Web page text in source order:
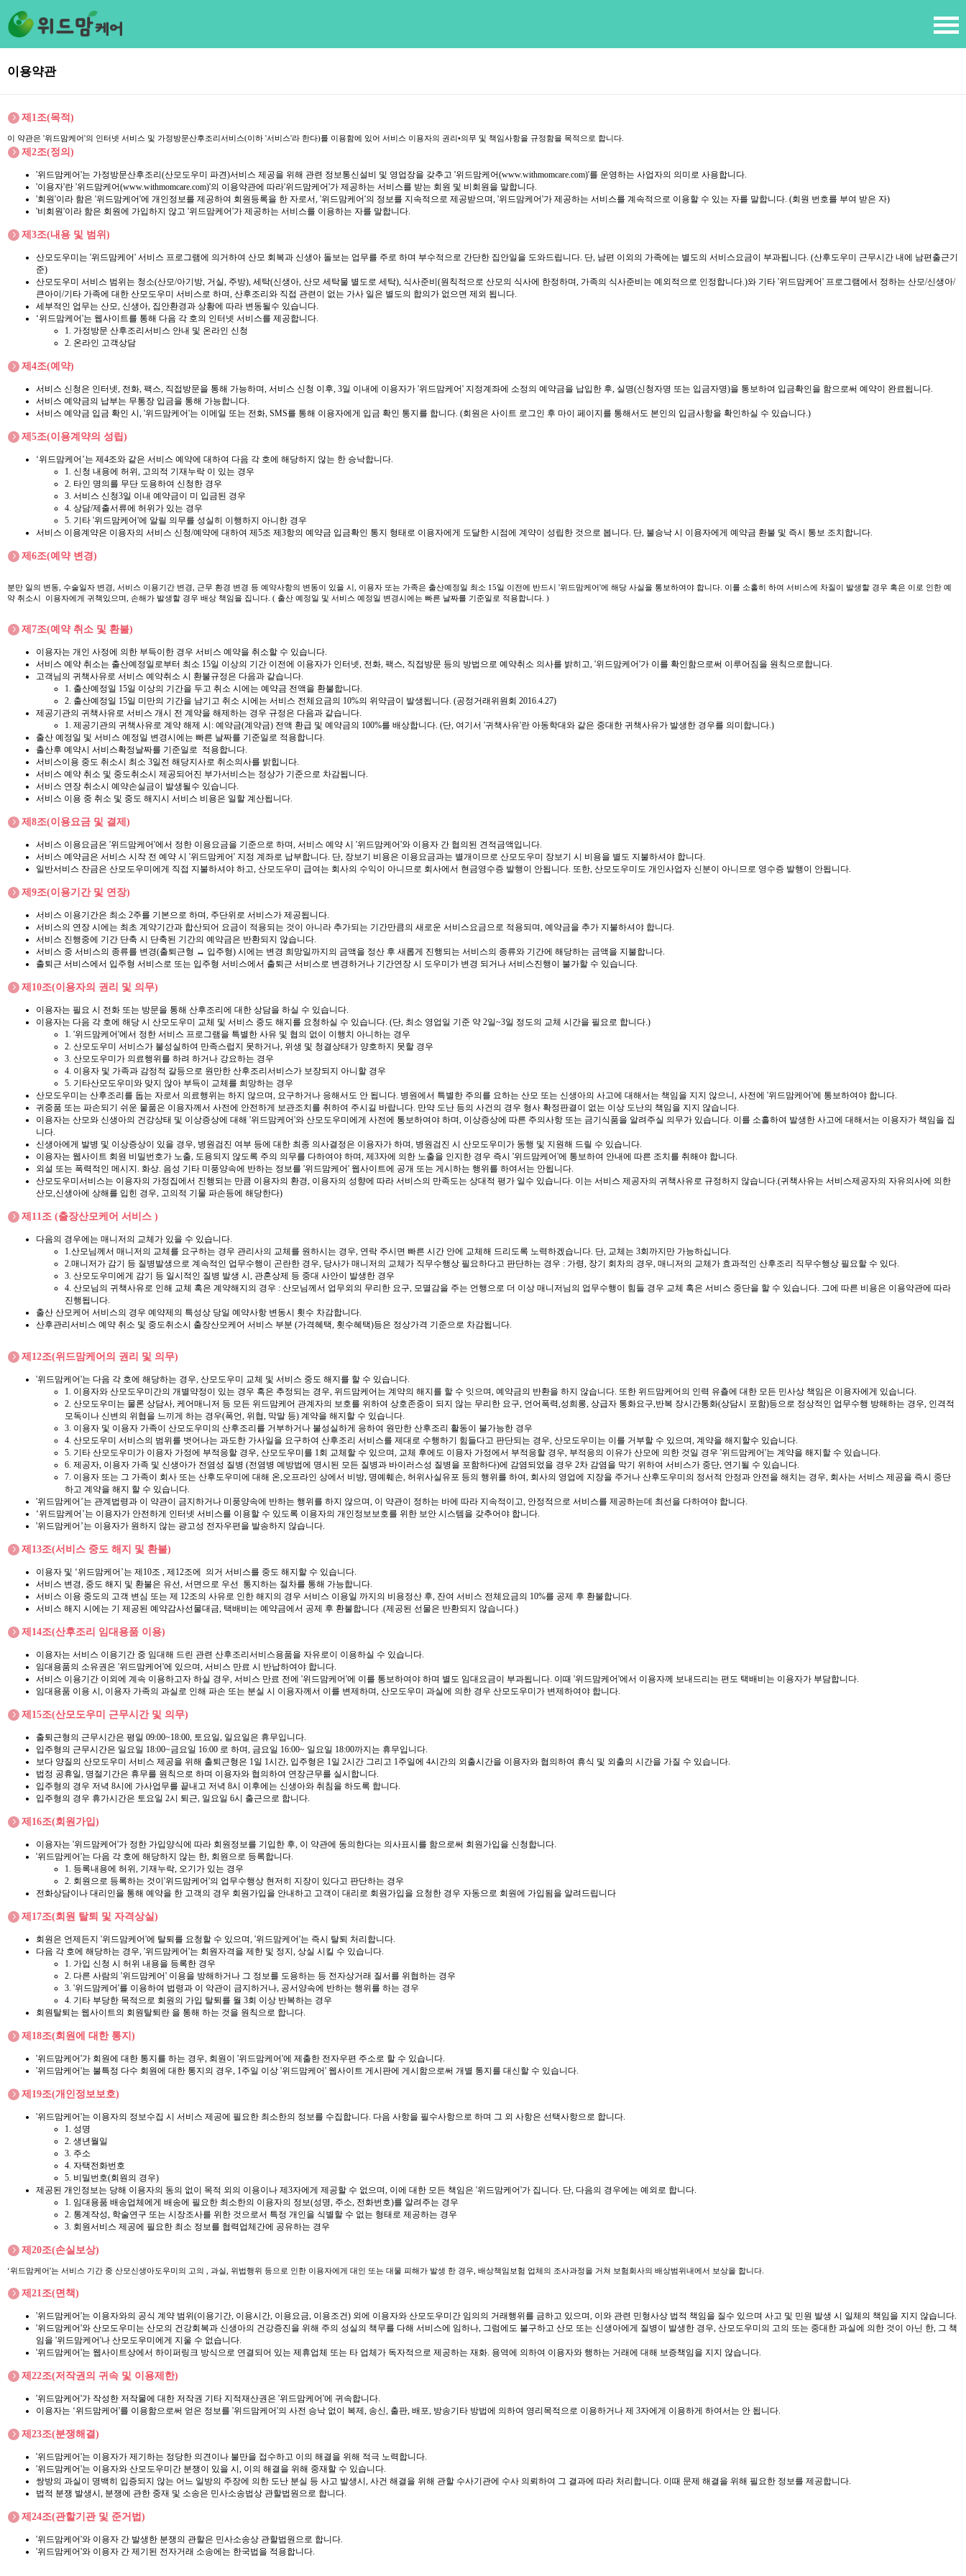
이용약관
제1조(목적)
이 약관은 '위드맘케어'의 인터넷 서비스 및 가정방문산후조리서비스(이하 '서비스'라 한다)를 이용함에 있어 서비스 이용자의 권리•의무 및 책임사항을 규정함을 목적으로 합니다.
제2조(정의)
'위드맘케어'는 가정방문산후조리(산모도우미 파견)서비스 제공을 위해 관련 정보통신설비 및 영업장을 갖추고 '위드맘케어(www.withmomcare.com)'를 운영하는 사업자의 의미로 사용합니다.
'이용자'란 '위드맘케어(www.withmomcare.com)'의 이용약관에 따라'위드맘케어'가 제공하는 서비스를 받는 회원 및 비회원을 말합니다.
'회원'이라 함은 '위드맘케어'에 개인정보를 제공하여 회원등록을 한 자로서, '위드맘케어'의 정보를 지속적으로 제공받으며, '위드맘케어'가 제공하는 서비스를 계속적으로 이용할 수 있는 자를 말합니다. (회원 번호를 부여 받은 자)
'비회원'이라 함은 회원에 가입하지 않고 '위드맘케어'가 제공하는 서비스를 이용하는 자를 말합니다.
제3조(내용 및 범위)
산모도우미는 '위드맘케어' 서비스 프로그램에 의거하여 산모 회복과 신생아 돌보는 업무를 주로 하며 부수적으로 간단한 집안일을 도와드립니다. 단, 남편 이외의 가족에는 별도의 서비스요금이 부과됩니다. (산후도우미 근무시간 내에 남편출근기
준)
산모도우미 서비스 범위는 청소(산모/아기방, 거실, 주방), 세탁(신생아, 산모 세탁물 별도로 세탁), 식사준비(원칙적으로 산모의 식사에 한정하며, 가족의 식사준비는 예외적으로 인정합니다.)와 기타 '위드맘케어' 프로그램에서 정하는 산모/신생아/
큰아이/기타 가족에 대한 산모도우미 서비스로 하며, 산후조리와 직접 관련이 없는 가사 일은 별도의 합의가 없으면 제외 됩니다.
세부적인 업무는 산모, 신생아, 집안환경과 상황에 따라 변동될수 있습니다.
‘위드맘케어'는 웹사이트를 통해 다음 각 호의 인터넷 서비스를 제공합니다.
1. 가정방문 산후조리서비스 안내 및 온라인 신청
2. 온라인 고객상담
제4조(예약)
서비스 신청은 인터넷, 전화, 팩스, 직접방문을 통해 가능하며, 서비스 신청 이후, 3일 이내에 이용자가 '위드맘케어' 지정계좌에 소정의 예약금을 납입한 후, 실명(신청자명 또는 입금자명)을 통보하여 입금확인을 함으로써 예약이 완료됩니다.
서비스 예약금의 납부는 무통장 입금을 통해 가능합니다.
서비스 예약금 입금 확인 시, '위드맘케어'는 이메일 또는 전화, SMS를 통해 이용자에게 입금 확인 통지를 합니다. (회원은 사이트 로그인 후 마이 페이지를 통해서도 본인의 입금사항을 확인하실 수 있습니다.)
제5조(이용계약의 성립)
‘위드맘케어’는 제4조와 같은 서비스 예약에 대하여 다음 각 호에 해당하지 않는 한 승낙합니다.
1. 신청 내용에 허위, 고의적 기재누락 이 있는 경우
2. 타인 명의를 무단 도용하여 신청한 경우
3. 서비스 신청3일 이내 예약금이 미 입금된 경우
4. 상담/제출서류에 허위가 있는 경우
5. 기타 '위드맘케어'에 알릴 의무를 성실히 이행하지 아니한 경우
서비스 이용계약은 이용자의 서비스 신청/예약에 대하여 제5조 제3항의 예약금 입금확인 통지 형태로 이용자에게 도달한 시점에 계약이 성립한 것으로 봅니다. 단, 불승낙 시 이용자에게 예약금 환불 및 즉시 통보 조치합니다.
제6조(예약 변경)
분만 일의 변동, 수술일자 변경, 서비스 이용기간 변경, 근무 환경 변경 등 예약사항의 변동이 있을 시, 이용자 또는 가족은 출산예정일 최소 15일 이전에 반드시 '위드맘케어'에 해당 사실을 통보하여야 합니다. 이를 소홀히 하여 서비스에 차질이 발생할 경우 혹은 이로 인한 예
약 취소시 이용자에게 귀책있으며, 손해가 발생할 경우 배상 책임을 집니다. ( 출산 예정일 및 서비스 예정일 변경시에는 빠른 날짜를 기준일로 적용합니다. )
제7조(예약 취소 및 환불)
이용자는 개인 사정에 의한 부득이한 경우 서비스 예약을 취소할 수 있습니다.
서비스 예약 취소는 출산예정일로부터 최소 15일 이상의 기간 이전에 이용자가 인터넷, 전화, 팩스, 직접방문 등의 방법으로 예약취소 의사를 밝히고, '위드맘케어'가 이를 확인함으로써 이루어짐을 원칙으로합니다.
고객님의 귀책사유로 서비스 예약취소 시 환불규정은 다음과 같습니다.
1. 출산예정일 15일 이상의 기간을 두고 취소 시에는 예약금 전액을 환불합니다.
2. 출산예정일 15일 미만의 기간을 남기고 취소 시에는 서비스 전체요금의 10%의 위약금이 발생됩니다. (공정거래위원회 2016.4.27)
제공기관의 귀책사유로 서비스 개시 전 계약을 해제하는 경우 규정은 다음과 같습니다.
1. 제공기관의 귀책사유로 계약 해제 시: 예약금(계약금) 전액 환급 및 예약금의 100%를 배상합니다. (단, 여기서 '귀책사유'란 아동학대와 같은 중대한 귀책사유가 발생한 경우를 의미합니다.)
출산 예정일 및 서비스 예정일 변경시에는 빠른 날짜를 기준일로 적용합니다.
출산후 예약시 서비스확정날짜를 기준일로 적용합니다.
서비스이용 중도 취소시 최소 3일전 해당지사로 취소의사를 밝힙니다.
서비스 예약 취소 및 중도취소시 제공되어진 부가서비스는 정상가 기준으로 차감됩니다.
서비스 연장 취소시 예약손실금이 발생될수 있습니다.
서비스 이용 중 취소 및 중도 해지시 서비스 비용은 일할 계산됩니다.
제8조(이용요금 및 결제)
서비스 이용요금은 '위드맘케어'에서 정한 이용요금을 기준으로 하며, 서비스 예약 시 '위드맘케어'와 이용자 간 협의된 견적금액입니다.
서비스 예약금은 서비스 시작 전 예약 시 '위드맘케어' 지정 계좌로 납부합니다. 단, 장보기 비용은 이용요금과는 별개이므로 산모도우미 장보기 시 비용을 별도 지불하셔야 합니다.
일반서비스 잔금은 산모도우미에게 직접 지불하셔야 하고, 산모도우미 급여는 회사의 수익이 아니므로 회사에서 현금영수증 발행이 안됩니다. 또한, 산모도우미도 개인사업자 신분이 아니므로 영수증 발행이 안됩니다.
제9조(이용기간 및 연장)
서비스 이용기간은 최소 2주를 기본으로 하며, 주단위로 서비스가 제공됩니다.
서비스의 연장 시에는 최초 계약기간과 합산되어 요금이 적용되는 것이 아니라 추가되는 기간만큼의 새로운 서비스요금으로 적용되며, 예약금을 추가 지불하셔야 합니다.
서비스 진행중에 기간 단축 시 단축된 기간의 예약금은 반환되지 않습니다.
서비스 중 서비스의 종류를 변경(출퇴근형 ↔ 입주형) 시에는 변경 희망일까지의 금액을 정산 후 새롭게 진행되는 서비스의 종류와 기간에 해당하는 금액을 지불합니다.
출퇴근 서비스에서 입주형 서비스로 또는 입주형 서비스에서 출퇴근 서비스로 변경하거나 기간연장 시 도우미가 변경 되거나 서비스진행이 불가할 수 있습니다.
제10조(이용자의 권리 및 의무)
이용자는 필요 시 전화 또는 방문을 통해 산후조리에 대한 상담을 하실 수 있습니다.
이용자는 다음 각 호에 해당 시 산모도우미 교체 및 서비스 중도 해지를 요청하실 수 있습니다. (단, 최소 영업일 기준 약 2일~3일 정도의 교체 시간을 필요로 합니다.)
1. '위드맘케어'에서 정한 서비스 프로그램을 특별한 사유 및 협의 없이 이행치 아니하는 경우
2. 산모도우미 서비스가 불성실하여 만족스럽지 못하거나, 위생 및 청결상태가 양호하지 못할 경우
3. 산모도우미가 의료행위를 하려 하거나 강요하는 경우
4. 이용자 및 가족과 감정적 갈등으로 원만한 산후조리서비스가 보장되지 아니할 경우
5. 기타산모도우미와 맞지 않아 부득이 교체를 희망하는 경우
산모도우미는 산후조리를 돕는 자로서 의료행위는 하지 않으며, 요구하거나 응해서도 안 됩니다. 병원에서 특별한 주의를 요하는 산모 또는 신생아의 사고에 대해서는 책임을 지지 않으니, 사전에 '위드맘케어'에 통보하여야 합니다.
귀중품 또는 파손되기 쉬운 물품은 이용자께서 사전에 안전하게 보관조치를 취하여 주시길 바랍니다. 만약 도난 등의 사건의 경우 형사 확정판결이 없는 이상 도난의 책임을 지지 않습니다.
이용자는 산모와 신생아의 건강상태 및 이상증상에 대해 '위드맘케어'와 산모도우미에게 사전에 통보하여야 하며, 이상증상에 따른 주의사항 또는 금기식품을 알려주실 의무가 있습니다. 이를 소홀하여 발생한 사고에 대해서는 이용자가 책임을 집
니다.
신생아에게 발병 및 이상증상이 있을 경우, 병원검진 여부 등에 대한 최종 의사결정은 이용자가 하며, 병원검진 시 산모도우미가 동행 및 지원해 드릴 수 있습니다.
이용자는 웹사이트 회원 비밀번호가 노출, 도용되지 않도록 주의 의무를 다하여야 하며, 제3자에 의한 노출을 인지한 경우 즉시 '위드맘케어'에 통보하여 안내에 따른 조치를 취해야 합니다.
외설 또는 폭력적인 메시지. 화상. 음성 기타 미풍양속에 반하는 정보를 '위드맘케어' 웹사이트에 공개 또는 게시하는 행위를 하여서는 안됩니다.
산모도우미서비스는 이용자의 가정집에서 진행되는 만큼 이용자의 환경, 이용자의 성향에 따라 서비스의 만족도는 상대적 평가 일수 있습니다. 이는 서비스 제공자의 귀책사유로 규정하지 않습니다.(귀책사유는 서비스제공자의 자유의사에 의한
산모,신생아에 상해를 입힌 경우, 고의적 기물 파손등에 해당한다)
제11조 (출장산모케어 서비스 )
다음의 경우에는 매니저의 교체가 있을 수 있습니다.
1.산모님께서 매니저의 교체를 요구하는 경우 관리사의 교체를 원하시는 경우, 연락 주시면 빠른 시간 안에 교체해 드리도록 노력하겠습니다. 단, 교체는 3회까지만 가능하십니다.
2.매니저가 감기 등 질병발생으로 계속적인 업무수행이 곤란한 경우, 당사가 매니저의 교체가 직무수행상 필요하다고 판단하는 경우 : 가령, 장기 회차의 경우, 매니저의 교체가 효과적인 산후조리 직무수행상 필요할 수 있다.
3. 산모도우미에게 감기 등 일시적인 질병 발생 시, 관혼상제 등 중대 사안이 발생한 경우
4. 산모님의 귀책사유로 인해 교체 혹은 계약해지의 경우 : 산모님께서 업무외의 무리한 요구, 모멸감을 주는 언행으로 더 이상 매니저님의 업무수행이 힘들 경우 교체 혹은 서비스 중단을 할 수 있습니다. 그에 따른 비용은 이용약관에 따라
진행됩니다.
출산 산모케어 서비스의 경우 예약제의 특성상 당일 예약사항 변동시 횟수 차감합니다.
산후관리서비스 예약 취소 및 중도취소시 출장산모케어 서비스 부분 (가격혜택, 횟수혜택)등은 정상가격 기준으로 차감됩니다.
제12조(위드맘케어의 권리 및 의무)
'위드맘케어'는 다음 각 호에 해당하는 경우, 산모도우미 교체 및 서비스 중도 해지를 할 수 있습니다.
1. 이용자와 산모도우미간의 개별약정이 있는 경우 혹은 추정되는 경우, 위드맘케어는 계약의 해지를 할 수 잇으며, 예약금의 반환을 하지 않습니다. 또한 위드맘케어의 인력 유츨에 대한 모든 민사상 책임은 이용자에게 있습니다.
2. 산모도우미는 물론 상담사, 케어매니저 등 모든 위드맘케어 관계자의 보호를 위하여 상호존중이 되지 않는 무리한 요구, 언어폭력,성희롱, 상급자 통화요구,반복 장시간통화(상담시 포함)등으로 정상적인 업무수행 방해하는 경우, 인격적
모독이나 신변의 위협을 느끼게 하는 경우(폭언, 위협, 막말 등) 계약을 해지할 수 있습니다.
3. 이용자 및 이용자 가족이 산모도우미의 산후조리를 거부하거나 불성실하게 응하여 원만한 산후조리 활동이 불가능한 경우
4. 산모도우미 서비스의 범위를 벗어나는 과도한 가사일을 요구하여 산후조리 서비스를 제대로 수행하기 힘들다고 판단되는 경우, 산모도우미는 이를 거부할 수 있으며, 계약을 해지할수 있습니다.
5. 기타 산모도우미가 이용자 가정에 부적응할 경우, 산모도우미를 1회 교체할 수 있으며, 교체 후에도 이용자 가정에서 부적응할 경우, 부적응의 이유가 산모에 의한 것일 경우 '위드맘케어'는 계약을 해지할 수 있습니다.
6. 제공자, 이용자 가족 및 신생아가 전염성 질병 (전염병 예방법에 명시된 모든 질병과 바이러스성 질병을 포함하다)에 감염되었을 경우 2차 감염을 막기 위하여 서비스가 중단, 연기될 수 있습니다.
7. 이용자 또는 그 가족이 회사 또는 산후도우미에 대해 온,오프라인 상에서 비방, 명예훼손, 허위사실유포 등의 행위를 하여, 회사의 영업에 지장을 주거나 산후도우미의 정서적 안정과 안전을 해치는 경우, 회사는 서비스 제공을 즉시 중단
하고 계약을 해지 할 수 있습니다.
'위드맘케어’는 관계법령과 이 약관이 금지하거나 미풍양속에 반하는 행위를 하지 않으며, 이 약관이 정하는 바에 따라 지속적이고, 안정적으로 서비스를 제공하는데 최선을 다하여야 합니다.
‘위드맘케어’는 이용자가 안전하게 인터넷 서비스를 이용할 수 있도록 이용자의 개인정보보호를 위한 보안 시스템을 갖추어야 합니다.
'위드맘케어’는 이용자가 원하지 않는 광고성 전자우편을 발송하지 않습니다.
제13조(서비스 중도 해지 및 환불)
이용자 및 ‘위드맘케어’는 제10조 , 제12조에 의거 서비스를 중도 해지할 수 있습니다.
서비스 변경, 중도 해지 및 환불은 유선, 서면으로 우선 통지하는 절차를 통해 가능합니다.
서비스 이용 중도의 고객 변심 또는 제 12조의 사유로 인한 해지의 경우 서비스 이용일 까지의 비용정산 후, 잔여 서비스 전체요금의 10%를 공제 후 환불합니다.
서비스 해지 시에는 기 제공된 예약감사선물대금, 택배비는 예약금에서 공제 후 환불합니다 .(제공된 선물은 반환되지 않습니다.)
제14조(산후조리 임대용품 이용)
이용자는 서비스 이용기간 중 임대해 드린 관련 산후조리서비스용품을 자유로이 이용하실 수 있습니다.
임대용품의 소유권은 '위드맘케어'에 있으며, 서비스 만료 시 반납하여야 합니다.
서비스 이용기간 이외에 계속 이용하고자 하실 경우, 서비스 만료 전에 '위드맘케어'에 이를 통보하여야 하며 별도 임대요금이 부과됩니다. 이때 '위드맘케어'에서 이용자께 보내드리는 편도 택배비는 이용자가 부담합니다.
임대용품 이용 시, 이용자 가족의 과실로 인해 파손 또는 분실 시 이용자께서 이를 변제하며, 산모도우미 과실에 의한 경우 산모도우미가 변제하여야 합니다.
제15조(산모도우미 근무시간 및 의무)
출퇴근형의 근무시간은 평일 09:00~18:00, 토요일, 일요일은 휴무입니다.
입주형의 근무시간은 일요일 18:00~금요일 16:00 로 하며, 금요일 16:00~ 일요일 18:00까지는 휴무입니다.
보다 양질의 산모도우미 서비스 제공을 위해 출퇴근형은 1일 1시간, 입주형은 1일 2시간 그리고 1주일에 4시간의 외출시간을 이용자와 협의하여 휴식 및 외출의 시간을 가질 수 있습니다.
법정 공휴일, 명절기간은 휴무를 원칙으로 하며 이용자와 협의하여 연장근무를 실시합니다.
입주형의 경우 저녁 8시에 가사업무를 끝내고 저녁 8시 이후에는 신생아와 취침을 하도록 합니다.
입주형의 경우 휴가시간은 토요일 2시 퇴근, 일요일 6시 출근으로 합니다.
제16조(회원가입)
이용자는 '위드맘케어'가 정한 가입양식에 따라 회원정보를 기입한 후, 이 약관에 동의한다는 의사표시를 함으로써 회원가입을 신청합니다.
'위드맘케어'는 다음 각 호에 해당하지 않는 한, 회원으로 등록합니다.
1. 등록내용에 허위, 기재누락, 오기가 있는 경우
2. 회원으로 등록하는 것이'위드맘케어'의 업무수행상 현저히 지장이 있다고 판단하는 경우
전화상담이나 대리인을 통해 예약을 한 고객의 경우 회원가입을 안내하고 고객이 대리로 회원가입을 요청한 경우 자동으로 회원에 가입됨을 알려드립니다
제17조(회원 탈퇴 및 자격상실)
회원은 언제든지 '위드맘케어'에 탈퇴를 요청할 수 있으며, '위드맘케어'는 즉시 탈퇴 처리합니다.
다음 각 호에 해당하는 경우, '위드맘케어'는 회원자격을 제한 및 정지, 상실 시킬 수 있습니다.
1. 가입 신청 시 허위 내용을 등록한 경우
2. 다른 사람의 '위드맘케어' 이용을 방해하거나 그 정보를 도용하는 등 전자상거래 질서를 위협하는 경우
3. '위드맘케어'를 이용하여 법령과 이 약관이 금지하거나, 공서양속에 반하는 행위를 하는 경우
4. 기타 부당한 목적으로 회원의 가입 탈퇴를 월 3회 이상 반복하는 경우
회원탈퇴는 웹사이트의 회원탈퇴란 을 통해 하는 것을 원칙으로 합니다.
제18조(회원에 대한 통지)
'위드맘케어'가 회원에 대한 통지를 하는 경우, 회원이 '위드맘케어'에 제출한 전자우편 주소로 할 수 있습니다.
'위드맘케어'는 불특정 다수 회원에 대한 통지의 경우, 1주일 이상 '위드맘케어' 웹사이트 게시판에 게시함으로써 개별 통지를 대신할 수 있습니다.
제19조(개인정보보호)
'위드맘케어'는 이용자의 정보수집 시 서비스 제공에 필요한 최소한의 정보를 수집합니다. 다음 사항을 필수사항으로 하며 그 외 사항은 선택사항으로 합니다.
1. 성명
2. 생년월일
3. 주소
4. 자택전화번호
5. 비밀번호(회원의 경우)
제공된 개인정보는 당해 이용자의 동의 없이 목적 외의 이용이나 제3자에게 제공할 수 없으며, 이에 대한 모든 책임은 '위드맘케어'가 집니다. 단, 다음의 경우에는 예외로 합니다.
1. 임대용품 배송업체에게 배송에 필요한 최소한의 이용자의 정보(성명, 주소, 전화번호)를 알려주는 경우
2. 통계작성, 학술연구 또는 시장조사를 위한 것으로서 특정 개인을 식별할 수 없는 형태로 제공하는 경우
3. 회원서비스 제공에 필요한 최소 정보를 협력업체간에 공유하는 경우
제20조(손실보상)
‘위드맘케어'는 서비스 기간 중 산모신생아도우미의 고의 , 과실, 위법행위 등으로 인한 이용자에게 대인 또는 대물 피해가 발생 한 경우, 배상책임보험 업체의 조사과정을 거쳐 보험회사의 배상범위내에서 보상을 합니다.
제21조(면책)
'위드맘케어'는 이용자와의 공식 계약 범위(이용기간, 이용시간, 이용요금, 이용조건) 외에 이용자와 산모도우미간 임의의 거래행위를 금하고 있으며, 이와 관련 민형사상 법적 책임을 질수 있으며 사고 및 민원 발생 시 일체의 책임을 지지 않습니다.
'위드맘케어'와 산모도우미는 산모의 건강회복과 신생아의 건강증진을 위해 주의 성실의 책무를 다해 서비스에 임하나, 그럼에도 불구하고 산모 또는 신생아에게 질병이 발생한 경우, 산모도우미의 고의 또는 중대한 과실에 의한 것이 아닌 한, 그 책
임을 '위드맘케어'나 산모도우미에게 지울 수 없습니다.
'위드맘케어'는 웹사이트상에서 하이퍼링크 방식으로 연결되어 있는 제휴업체 또는 타 업체가 독자적으로 제공하는 재화. 용역에 의하여 이용자와 행하는 거래에 대해 보증책임을 지지 않습니다.
제22조(저작권의 귀속 및 이용제한)
'위드맘케어'가 작성한 저작물에 대한 저작권 기타 지적재산권은 '위드맘케어'에 귀속합니다.
이용자는 ‘위드맘케어'를 이용함으로써 얻은 정보를 '위드맘케어'의 사전 승낙 없이 복제, 송신, 출판, 배포, 방송기타 방법에 의하여 영리목적으로 이용하거나 제 3자에게 이용하게 하여서는 안 됩니다.
제23조(분쟁해결)
'위드맘케어'는 이용자가 제기하는 정당한 의견이나 불만을 접수하고 이의 해결을 위해 적극 노력합니다.
'위드맘케어'는 이용자와 산모도우미간 분쟁이 있을 시, 이의 해결을 위해 중재할 수 있습니다.
쌍방의 과실이 명백히 입증되지 않는 어느 일방의 주장에 의한 도난 분실 등 사고 발생시, 사건 해결을 위해 관할 수사기관에 수사 의뢰하여 그 결과에 따라 처리합니다. 이때 문제 해결을 위해 필요한 정보를 제공합니다.
법적 분쟁 발생시, 분쟁에 관한 중재 및 소송은 민사소송법상 관할법원으로 합니다.
제24조(관할기관 및 준거법)
'위드맘케어'와 이용자 간 발생한 분쟁의 관할은 민사소송상 관할법원으로 합니다.
'위드맘케어'와 이용자 간 제기된 전자거래 소송에는 한국법을 적용합니다.